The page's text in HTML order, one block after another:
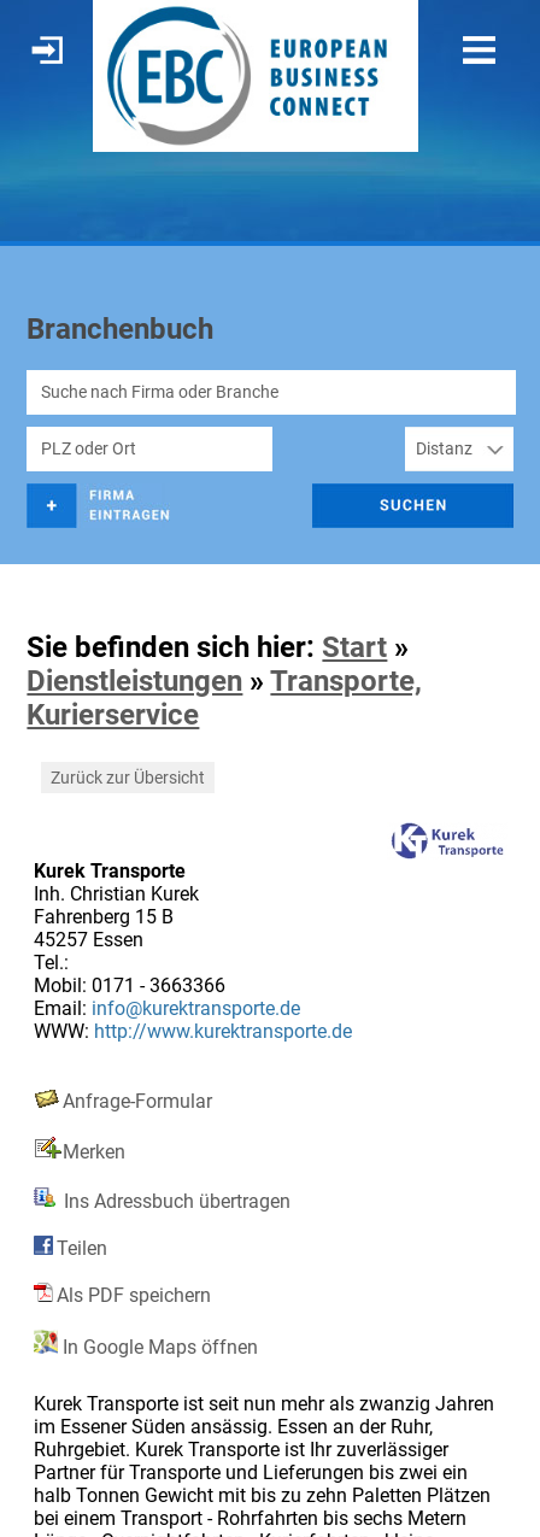
Branchenbuch
Sie befinden sich hier: Start »
Dienstleistungen »Transporte,
Kurierservice
Zurück zur Übersicht
Kurek Transporte
Inh. Christian Kurek
Fahrenberg 15 B
45257 Essen
Tel.:
Mobil: 0171 - 3663366
Email: info@kurektransporte.de
WWW: http://www.kurektransporte.de
Anfrage-Formular
Merken
Ins Adressbuch übertragen
Teilen
Als PDF speichern
In Google Maps öffnen
Kurek Transporte ist seit nun mehr als zwanzig Jahren
im Essener Süden ansässig. Essen an der Ruhr,
Ruhrgebiet. Kurek Transporte ist Ihr zuverlässiger
Partner für Transporte und Lieferungen bis zwei ein
halb Tonnen Gewicht mit bis zu zehn Paletten Plätzen
bei einem Transport - Rohrfahrten bis sechs Metern